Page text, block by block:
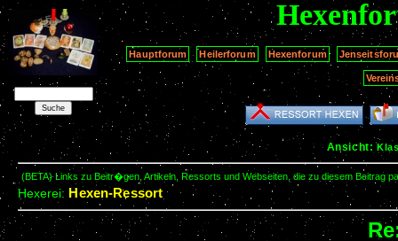
Hauptforum Heilerforum Hexenforum
Ansicht:
(BETA) Links zu Beitr�gen, Artikeln, Ressorts und Webseiten, die zu diesem Beitrag
Hexerei: Hexen-Ressort